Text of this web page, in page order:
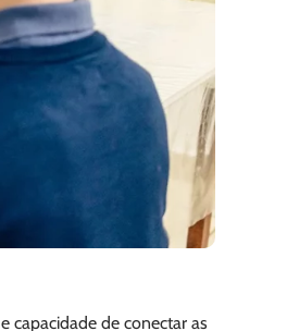
e capacidade de conectar as